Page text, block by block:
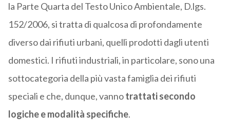
la Parte Quarta del Testo Unico Ambientale, D.lgs.
152/2006, si tratta di qualcosa di profondamente
diverso dai rifiuti urbani, quelli prodotti dagli utenti
domestici. I rifiuti industriali, in particolare, sono una
sottocategoria della più vasta famiglia dei rifiuti
speciali e che, dunque, vannotrattati secondo
logiche e modalità specifiche.